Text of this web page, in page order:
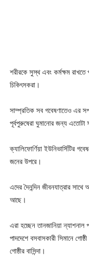
শরীরকে সুস্থ এবং কর্মক্ষম রাখতে
চিকিৎসকরা।
সাম্প্রতিক সব গবেষণাতেও এর
পূর্বপুরুষেরা ঘুমানোর জন্য এতোটা
ক্যালিফোর্ণিয়া ইউনিভার্সিটির
জনের উপরে।
এদের দৈনন্দিন জীবনযাত্রার
আছে।
এরা হচ্ছেন তানজানিয়া ন্যাশনাল
পাদদেশে বসবাসকারী সিমানে
গোষ্ঠীর বাসিন্দা।